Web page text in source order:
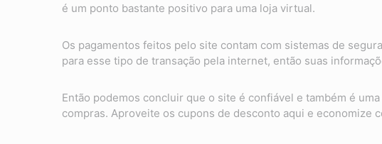
é um ponto bastante positivo para uma loja virtual.
Os pagamentos feitos pelo site contam com sistemas de
para esse tipo de transação pela internet, então suas
Então podemos concluir que o site é confiável e também é
compras. Aproveite os cupons de desconto aqui e economize